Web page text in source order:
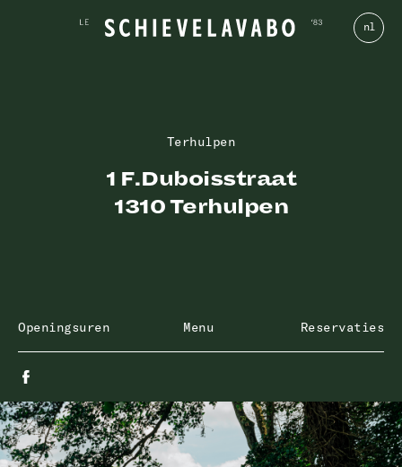
nl
Terhulpen
1 F.Duboisstraat
1310 Terhulpen
Openingsuren Menu Reservaties